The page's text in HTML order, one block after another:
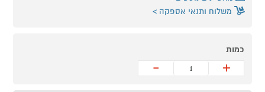
משלוח ותנאי אספקה
כמות
+
-